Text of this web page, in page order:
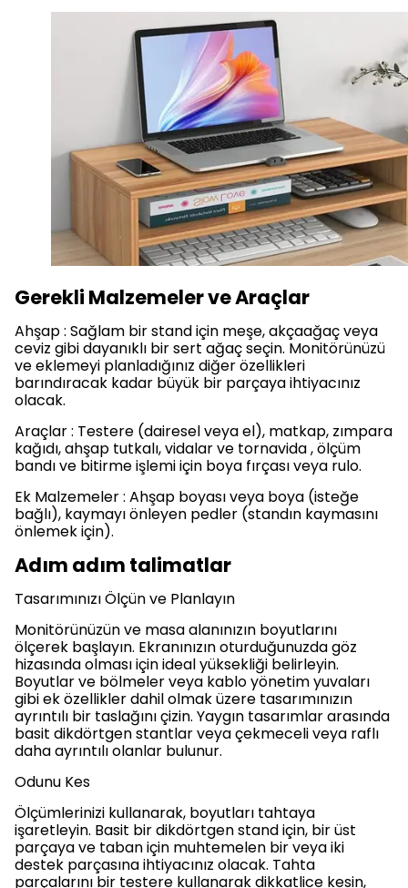
Gerekli Malzemeler ve Araçlar
Ahşap : Sağlam bir stand için meşe, akçaağaç veya
ceviz gibi dayanıklı bir sert ağaç seçin. Monitörünüzü
ve eklemeyi planladığınız diğer özellikleri
barındıracak kadar büyük bir parçaya ihtiyacınız
olacak.
Araçlar : Testere (dairesel veya el), matkap, zımpara
kağıdı, ahşap tutkalı, vidalar ve tornavida , ölçüm
bandı ve bitirme işlemi için boya fırçası veya rulo.
Ek Malzemeler : Ahşap boyası veya boya (isteğe
bağlı), kaymayı önleyen pedler (standın kaymasını
önlemek için).
Adım adım talimatlar
Tasarımınızı Ölçün ve Planlayın
Monitörünüzün ve masa alanınızın boyutlarını
ölçerek başlayın. Ekranınızın oturduğunuzda göz
hizasında olması için ideal yüksekliği belirleyin.
Boyutlar ve bölmeler veya kablo yönetim yuvaları
gibi ek özellikler dahil olmak üzere tasarımınızın
ayrıntılı bir taslağını çizin. Yaygın tasarımlar arasında
basit dikdörtgen stantlar veya çekmeceli veya raflı
daha ayrıntılı olanlar bulunur.
Odunu Kes
Ölçümlerinizi kullanarak, boyutları tahtaya
işaretleyin. Basit bir dikdörtgen stand için, bir üst
parçaya ve taban için muhtemelen bir veya iki
destek parçasına ihtiyacınız olacak. Tahta
parçalarını bir testere kullanarak dikkatlice kesin,